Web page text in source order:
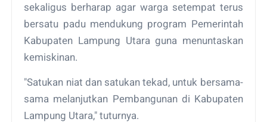
sekaligus berharap agar warga setempat terus
bersatu padu mendukung program Pemerintah
Kabupaten Lampung Utara guna menuntaskan
kemiskinan.
"Satukan niat dan satukan tekad, untuk bersama-
sama melanjutkan Pembangunan di Kabupaten
Lampung Utara," tuturnya.